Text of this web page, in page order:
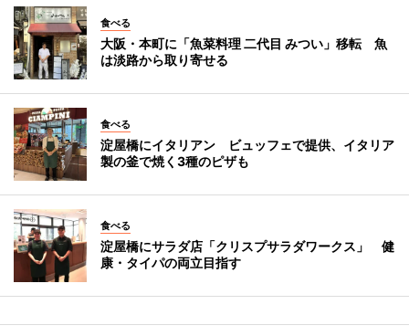
食べる
大阪・本町に「魚菜料理 二代目 みつい」移転 魚
は淡路から取り寄せる
食べる
淀屋橋にイタリアン ビュッフェで提供、イタリア
製の釜で焼く3種のピザも
食べる
淀屋橋にサラダ店「クリスプサラダワークス」 健
康・タイパの両立目指す